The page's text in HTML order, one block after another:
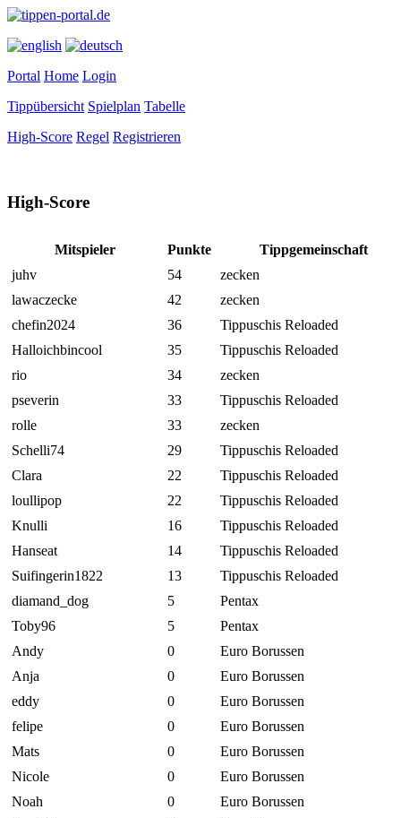
Portal Home Login
Tippübersicht Spielplan Tabelle
High-Score Regel Registrieren
High-Score
Mitspieler Punkte
Tippgemeinschaft
juhv
54
zecken
lawaczecke
42
zecken
chefin2024
36
Tippuschis Reloaded
Halloichbincool
35
Tippuschis Reloaded
rio
34
zecken
pseverin
33
Tippuschis Reloaded
rolle
33
zecken
Schelli74
29
Tippuschis Reloaded
Clara
22
Tippuschis Reloaded
loullipop
22
Tippuschis Reloaded
Knulli
16
Tippuschis Reloaded
Hanseat
14
Tippuschis Reloaded
Suifingerin1822
13
Tippuschis Reloaded
diamand_dog
5
Pentax
Toby96
5
Pentax
Andy
0
Euro Borussen
Anja
0
Euro Borussen
eddy
0
Euro Borussen
felipe
0
Euro Borussen
Mats
0
Euro Borussen
Nicole
0
Euro Borussen
Noah
0
Euro Borussen